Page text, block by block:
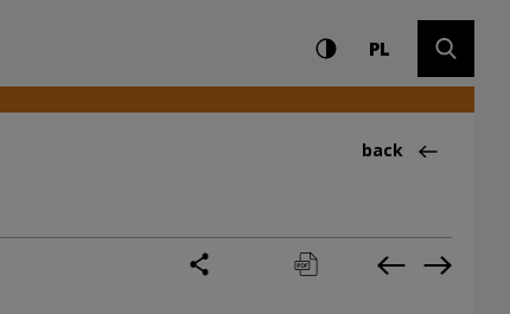
Settings and search
High contrast
PLCHANGE
Back
back
print pobierz Previous
Next